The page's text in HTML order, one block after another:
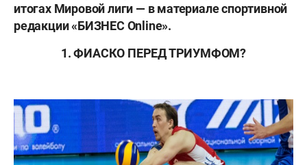
итогах Мировой лиги — в материале спортивной
редакции «БИЗНЕС Online».
1. ФИАСКО ПЕРЕД ТРИУМФОМ?